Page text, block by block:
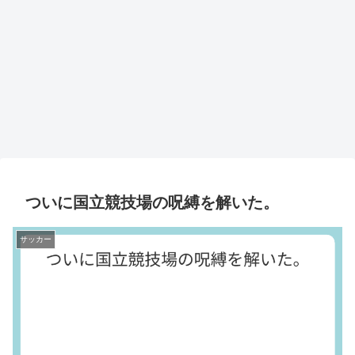
ついに国立競技場の呪縛を解いた。
サッカー